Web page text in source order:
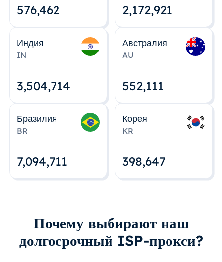
576,463 2,172,922
Индия
IN
3,504,715
Австралия
AU
552,112
Бразилия
BR
7,094,712
Корея
KR
398,648
Почему выбирают наш
долгосрочный ISP-прокси?